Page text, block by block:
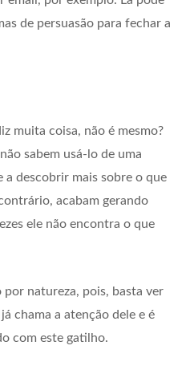
de persuasão para fechar a
muita coisa, não é mesmo?
sabem usá-lo de uma
a descobrir mais sobre o que
acabam gerando
ele não encontra o que
natureza, pois, basta ver
chama a atenção dele e é
com este gatilho.